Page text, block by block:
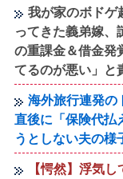
我が家のボドゲ
ってきた義弟嫁、
の重課金＆借金発
てるのが悪い」と
海外旅行連発
直後に「保険代払
うとしない夫の
【愕然】浮気